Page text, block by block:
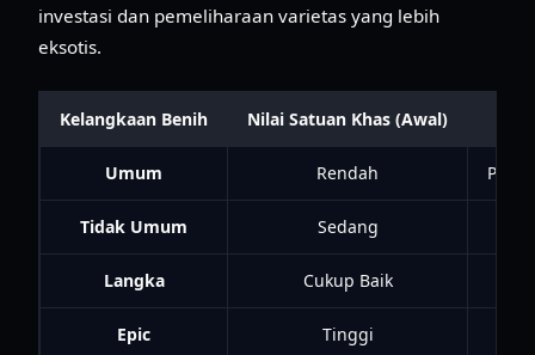
investasi dan pemeliharaan varietas yang lebih
eksotis.
Kelangkaan Benih Nilai Satuan Khas (Awal)
Umum Rendah
Tidak Umum Sedang
Langka Cukup Baik
Epic Tinggi